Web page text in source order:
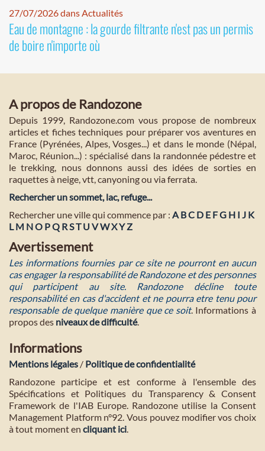
27/07/2026 dans Actualités
Eau de montagne : la gourde filtrante n'est pas un permis
de boire n'importe où
A propos de Randozone
Depuis 1999, Randozone.com vous propose de nombreux
articles et fiches techniques pour préparer vos aventures en
France (Pyrénées, Alpes, Vosges...) et dans le monde (Népal,
Maroc, Réunion...) : spécialisé dans la randonnée pédestre et
le trekking, nous donnons aussi des idées de sorties en
raquettes à neige, vtt, canyoning ou via ferrata.
Rechercher un sommet, lac, refuge...
Rechercher une ville qui commence par : A BC D E FG H I J K
L M NO PQ RST U VWXYZ
Avertissement
Les informations fournies par ce site ne pourront en aucun
cas engager la responsabilité de Randozone et des personnes
qui participent au site. Randozone décline toute
responsabilité en cas d'accident et ne pourra etre tenu pour
responsable de quelque manière que ce soit. Informations à
propos des niveaux de difficulté.
Informations
Mentions légales / Politique de confidentialité
Randozone participe et est conforme à l'ensemble des
Spécifications et Politiques du Transparency & Consent
Framework de l'IAB Europe. Randozone utilise la Consent
Management Platform n°92. Vous pouvez modifier vos choix
à tout moment en cliquant ici.